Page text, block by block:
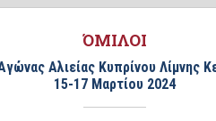
ΌΜΙΛΟΙ
Αλιείας Κυπρίνου Λίμνης
15-17 Μαρτίου 2024